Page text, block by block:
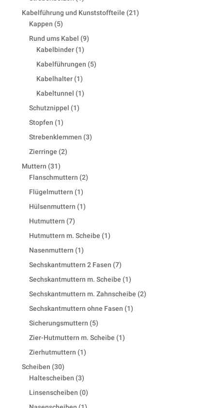
product
Kabelführung und Kunststoffteile 2121
Kappen 55
products
Rund ums Kabel 99
Kabelbinder 11
product
Kabelführungen 55
Kabelhalter 11
product
Kabeltunnel 11
Schutznippel 11
Stopfen 11
Strebenklemmen 33
Zierringe 22
Muttern 3131
products
Flanschmuttern 22
Flügelmuttern 11
product
Hülsenmuttern 11
Hutmuttern 77
products
Hutmuttern m. Scheibe 11
Nasenmuttern 11
product
Sechskantmuttern 2 Fasen 77
products
Sechskantmuttern m. Scheibe 11
product
Sechskantmuttern m. Zahnscheibe 22
Sechskantmuttern ohne Fasen 11
Sicherungsmuttern 55
products
Zier-Hutmuttern m. Scheibe 11
Zierhutmuttern 11
Scheiben 3030
products
Haltescheiben 33
products
Linsenscheiben 00
products